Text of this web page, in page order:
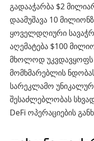
გადააჭარბა $2
დაამუშავა 10
ყოველდღიური
აღემატება $100
მხოლოდ უკვდავყოფს
მომხმარებლის
სარეკლამო
შესაძლებლობას
DeFi ოპერაციების